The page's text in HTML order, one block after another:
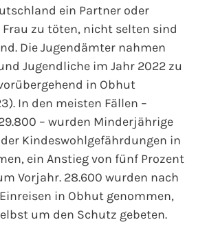
ein Partner oder
zu töten, nicht selten sind
Die Jugendämter nahmen
Jugendliche im Jahr 2022 zu
in Obhut
In den meisten Fällen –
– wurden Minderjährige
Kindeswohlgefährdungen in
ein Anstieg von fünf Prozent
Vorjahr. 28.600 wurden nach
in Obhut genommen,
um den Schutz gebeten.